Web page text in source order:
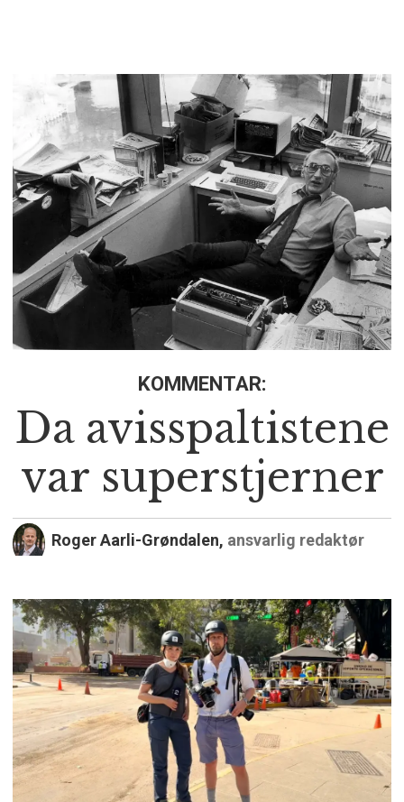
KOMMENTAR:
Da avisspaltistene
var superstjerner
Roger Aarli-Grøndalen, ansvarlig redaktør